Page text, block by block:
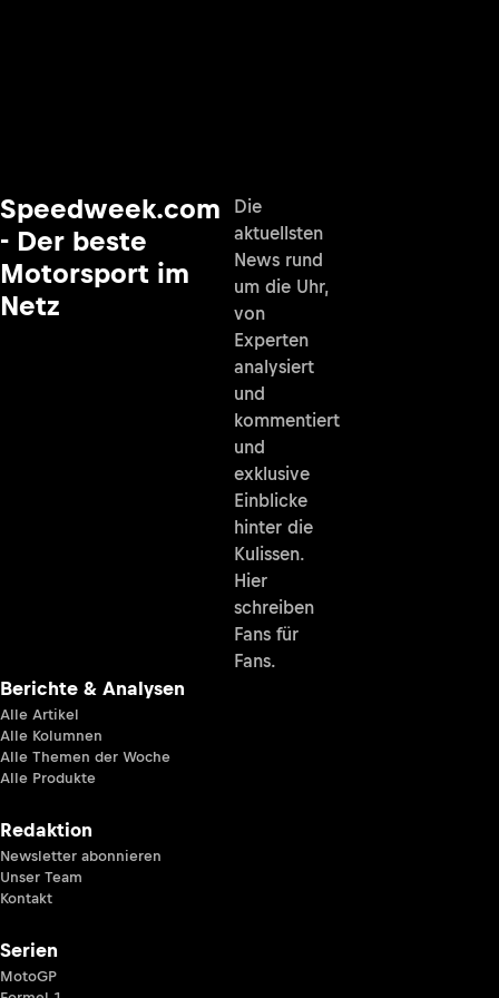
Speedweek.com
- Der beste
Motorsport im
Netz
Die
aktuellsten
News rund
um die Uhr,
von
Experten
analysiert
und
kommentiert
und
exklusive
Einblicke
hinter die
Kulissen.
Hier
schreiben
Fans für
Fans.
Berichte & Analysen
Alle Artikel
Alle Kolumnen
Alle Themen der Woche
Alle Produkte
Redaktion
Newsletter abonnieren
Unser Team
Kontakt
Serien
MotoGP